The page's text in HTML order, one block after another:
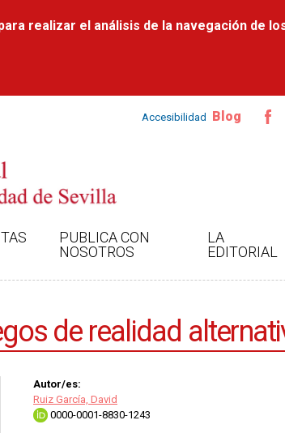
contenido
realizar el análisis de la navegación de
Accesibilidad Blog
PUBLICA CON
NOSOTROS
LA
EDITORIAL
de realidad
Autor/es:
Ruiz García, David
0000-0001-8830-1243